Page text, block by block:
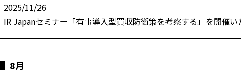
2025/11/26
IR Japanセミナー「有事導入型買収防衛策を考察する」を開催い
8月